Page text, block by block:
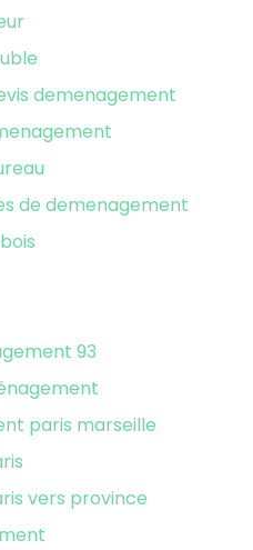
demenagement
de demenagement
93
paris marseille
vers province